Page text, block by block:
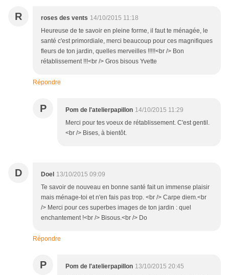
R roses des vents 14/10/2015 11:18
Heureuse de te savoir en pleine forme, il faut te ménagée, le
santé c'est primordiale, merci beaucoup pour ces magnifiques
fleurs de ton jardin, quelles merveilles !!!!!<br /> Bon
rétablissement !!!<br /> Gros bisous Yvette
Répondre
P Pom de l'atelierpapillon 14/10/2015 11:29
Merci pour tes voeux de rétablissement. C'est gentil.
<br /> Bises, à bientôt.
D Doel 13/10/2015 09:09
Te savoir de nouveau en bonne santé fait un immense plaisir
mais ménage-toi et n'en fais pas trop. <br /> Carpe diem.<br
/> Merci pour ces superbes images de ton jardin : quel
enchantement !<br /> Bisous.<br /> Do
Répondre
P Pom de l'atelierpapillon 13/10/2015 20:45